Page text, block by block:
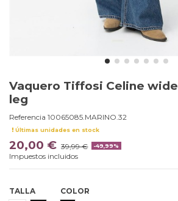
Vaquero Tiffosi Celine wide
leg
Referencia 10065085.MARINO.32
Últimas unidades en stock
20,00 € 39,99 € -49,99%
Impuestos incluidos
TALLA
COLOR